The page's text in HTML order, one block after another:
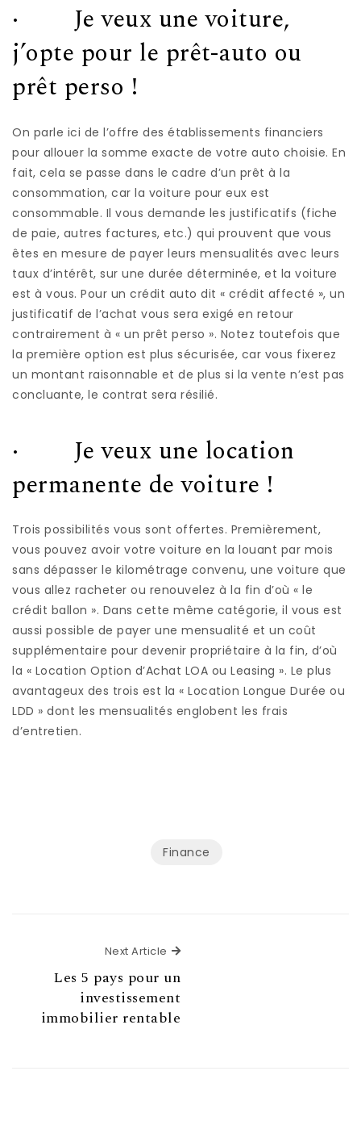
· Je veux une voiture,
j’opte pour le prêt-auto ou
prêt perso !
On parle ici de l’offre des établissements financiers
pour allouer la somme exacte de votre auto choisie. En
fait, cela se passe dans le cadre d’un prêt à la
consommation, car la voiture pour eux est
consommable. Il vous demande les justificatifs (fiche
de paie, autres factures, etc.) qui prouvent que vous
êtes en mesure de payer leurs mensualités avec leurs
taux d’intérêt, sur une durée déterminée, et la voiture
est à vous. Pour un crédit auto dit « crédit affecté », un
justificatif de l’achat vous sera exigé en retour
contrairement à « un prêt perso ». Notez toutefois que
la première option est plus sécurisée, car vous fixerez
un montant raisonnable et de plus si la vente n’est pas
concluante, le contrat sera résilié.
· Je veux une location
permanente de voiture !
Trois possibilités vous sont offertes. Premièrement,
vous pouvez avoir votre voiture en la louant par mois
sans dépasser le kilométrage convenu, une voiture que
vous allez racheter ou renouvelez à la fin d’où « le
crédit ballon ». Dans cette même catégorie, il vous est
aussi possible de payer une mensualité et un coût
supplémentaire pour devenir propriétaire à la fin, d’où
la « Location Option d’Achat LOA ou Leasing ». Le plus
avantageux des trois est la « Location Longue Durée ou
LDD » dont les mensualités englobent les frais
d’entretien.
Finance
Next Article Next Article
Les 5 pays pour un
investissement
immobilier rentable